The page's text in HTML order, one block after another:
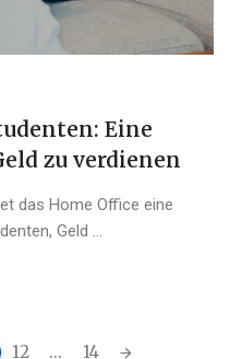
Eine
zu verdienen
das Home Office eine
Geld ...
12 ... 14